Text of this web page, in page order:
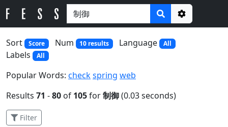
Options
Sort
Score Num 10 results Language All
Labels All
Popular Words: checkspring web
Results 71 -80 of 105for制御(0.03 seconds)
Filter